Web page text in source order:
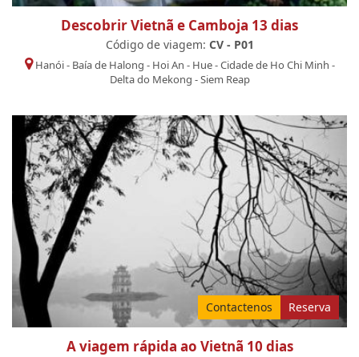
Descobrir Vietnã e Camboja 13 dias
Código de viagem: CV - P01
Hanói- Baía de Halong - Hoi An - Hue-Cidade de Ho Chi Minh -
Delta do Mekong -Siem Reap
Contactenos Reserva
A viagem rápida ao Vietnã 10 dias